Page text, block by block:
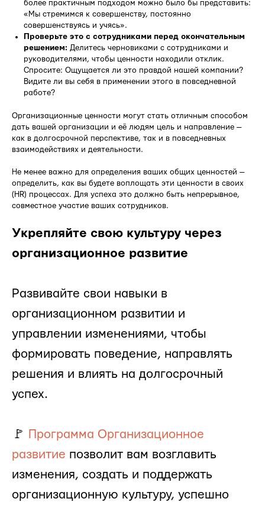
более практичным подходом можно было бы представить:
«Мы стремимся к совершенству, постоянно
совершенствуясь и учясь».
Проверьте это с сотрудниками перед окончательным
решением: Делитесь черновиками с сотрудниками и
руководителями, чтобы ценности находили отклик.
Спросите: Ощущается ли это правдой нашей компании?
Видите ли вы себя в применении этого в повседневной
работе?
Организационные ценности могут стать отличным способом
дать вашей организации и её людям цель и направление —
как в долгосрочной перспективе, так и в повседневных
взаимодействиях и деятельности.
Не менее важно для определения ваших общих ценностей —
определить, как вы будете воплощать эти ценности в своих
(HR) процессах. Для успеха это должно быть непрерывное,
совместное участие ваших сотрудников.
Укрепляйте свою культуру через
организационное развитие
Развивайте свои навыки в
организационном развитии и
управлении изменениями, чтобы
формировать поведение, направлять
решения и влиять на долгосрочный
успех.
🚩
Программа Организационное
развитие позволит вам возглавить
изменения, создать и поддержать
организационную культуру, успешно